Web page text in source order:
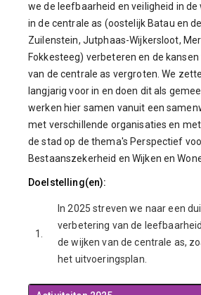
we de leefbaarheid en veiligheid in
in de centrale as (oostelijk Batau en
Zuilenstein, Jutphaas-Wijkersloot,
Fokkesteeg) verbeteren en de
van de centrale as vergroten. We
langjarig voor in en doen dit als
werken hier samen vanuit een
met verschillende organisaties en
de stad op de thema's Perspectief
Bestaanszekerheid en Wijken en
Doelstelling(en):
1.
In 2025 streven we naar een
verbetering van de
de wijken van de centrale as,
het uitvoeringsplan.